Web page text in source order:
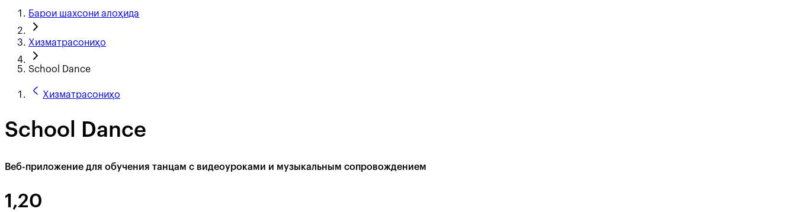
Барои шахсони алоҳида
Хизматрасониҳо
School Dance
Хизматрасониҳо
School Dance
Веб-приложение для обучения танцам с видеоуроками и музыкальным сопровождением
1,20